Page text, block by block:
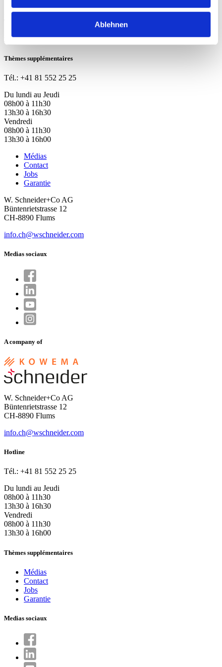
Ablehnen
Hotline
Thèmes supplémentaires
Tél.: +41 81 552 25 25
Du lundi au Jeudi
08h00 à 11h30
13h30 à 16h30
Vendredi
08h00 à 11h30
13h30 à 16h00
Médias
Contact
Jobs
Garantie
W. Schneider+Co AG
Büntenrietstrasse 12
CH-8890 Flums
info.ch@wschneider.com
Medias sociaux
A company of
W. Schneider+Co AG
Büntenrietstrasse 12
CH-8890 Flums
info.ch@wschneider.com
Hotline
Tél.: +41 81 552 25 25
Du lundi au Jeudi
08h00 à 11h30
13h30 à 16h30
Vendredi
08h00 à 11h30
13h30 à 16h00
Thèmes supplémentaires
Médias
Contact
Jobs
Garantie
Medias sociaux